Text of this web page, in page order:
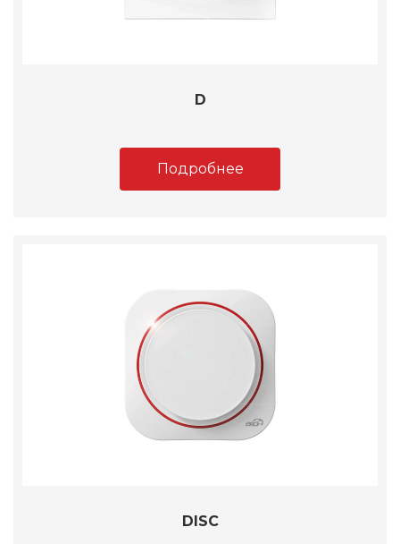
D
Подробнее
DISC